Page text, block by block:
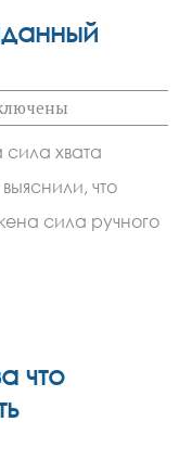
хвата
что
сила ручного
что